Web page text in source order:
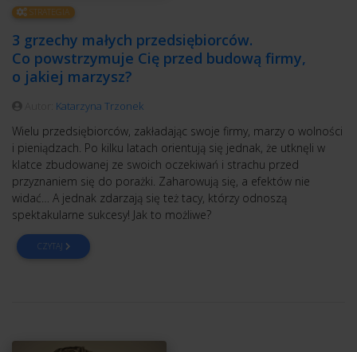
STRATEGIA
3 grzechy małych przedsiębiorców.
Co powstrzymuje Cię przed budową firmy,
o jakiej marzysz?
Katarzyna Trzonek
Wielu przedsiębiorców, zakładając swoje firmy, marzy o wolności
i pieniądzach. Po kilku latach orientują się jednak, że utknęli w
klatce zbudowanej ze swoich oczekiwań i strachu przed
przyznaniem się do porażki. Zaharowują się, a efektów nie
widać… A jednak zdarzają się też tacy, którzy odnoszą
spektakularne sukcesy! Jak to możliwe?
CZYTAJ